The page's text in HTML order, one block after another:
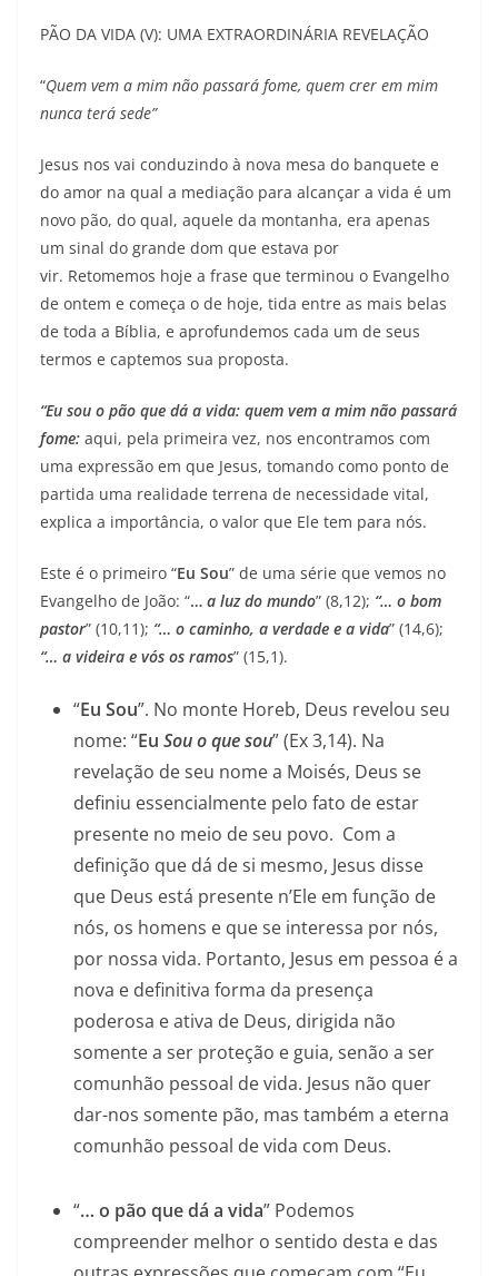
PÃO DA VIDA (V): UMA EXTRAORDINÁRIA REVELAÇÃO
“Quem vem a mim não passará fome, quem crer em mim
nunca terá sede”
Jesus nos vai conduzindo à nova mesa do banquete e
do amor na qual a mediação para alcançar a vida é um
novo pão, do qual, aquele da montanha, era apenas
um sinal do grande dom que estava por
vir. Retomemos hoje a frase que terminou o Evangelho
de ontem e começa o de hoje, tida entre as mais belas
de toda a Bíblia, e aprofundemos cada um de seus
termos e captemos sua proposta.
“Eu sou o pão que dá a vida: quem vem a mim não passará
fome: aqui, pela primeira vez, nos encontramos com
uma expressão em que Jesus, tomando como ponto de
partida uma realidade terrena de necessidade vital,
explica a importância, o valor que Ele tem para nós.
Este é o primeiro “Eu Sou” de uma série que vemos no
Evangelho de João: “… a luz do mundo” (8,12); “… o bom
pastor” (10,11); “… o caminho, a verdade e a vida” (14,6);
“… a videira e vós os ramos” (15,1).
“Eu Sou”. No monte Horeb, Deus revelou seu
nome: “Eu Sou o que sou” (Ex 3,14). Na
revelação de seu nome a Moisés, Deus se
definiu essencialmente pelo fato de estar
presente no meio de seu povo. Com a
definição que dá de si mesmo, Jesus disse
que Deus está presente n’Ele em função de
nós, os homens e que se interessa por nós,
por nossa vida. Portanto, Jesus em pessoa é a
nova e definitiva forma da presença
poderosa e ativa de Deus, dirigida não
somente a ser proteção e guia, senão a ser
comunhão pessoal de vida. Jesus não quer
dar-nos somente pão, mas também a eterna
comunhão pessoal de vida com Deus.
“… o pão que dá a vida” Podemos
compreender melhor o sentido desta e das